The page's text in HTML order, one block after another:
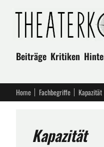
Beiträge Kritiken
Home Fachbegriffe Kapazität
Kapazität